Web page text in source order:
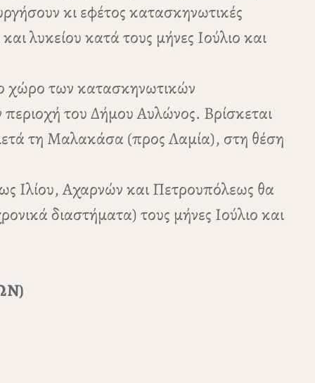
κι εφέτος κατασκηνωτικές
λυκείου κατά τους μήνες Ιούλιο και
χώρο των κατασκηνωτικών
του Δήμου Αυλώνος. Βρίσκεται
τη Μαλακάσα (προς Λαμία), στη θέση
Ιλίου, Αχαρνών και Πετρουπόλεως θα
διαστήματα) τους μήνες Ιούλιο και